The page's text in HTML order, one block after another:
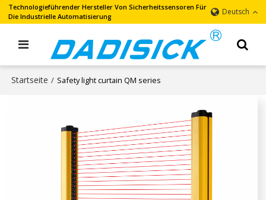
Technologieführender Hersteller Von Sicherheitssensoren Für
Die Industrielle Automatisierung
Deutsch
Startseite / Safety light curtain QM series